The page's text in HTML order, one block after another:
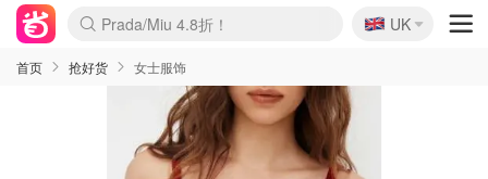
麦卢卡蜂蜜夏促！个位数！
Prada/Miu 4.8折！
啥？必胜客披萨5折！
🇬🇧
UK
首页 抢好货 女士服饰